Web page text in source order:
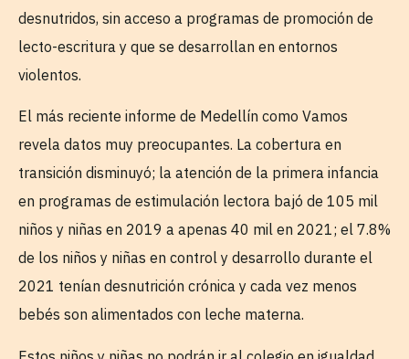
desnutridos, sin acceso a programas de promoción de
lecto-escritura y que se desarrollan en entornos
violentos.
El más reciente informe de Medellín como Vamos
revela datos muy preocupantes. La cobertura en
transición disminuyó; la atención de la primera infancia
en programas de estimulación lectora bajó de 105 mil
niños y niñas en 2019 a apenas 40 mil en 2021; el 7.8%
de los niños y niñas en control y desarrollo durante el
2021 tenían desnutrición crónica y cada vez menos
bebés son alimentados con leche materna.